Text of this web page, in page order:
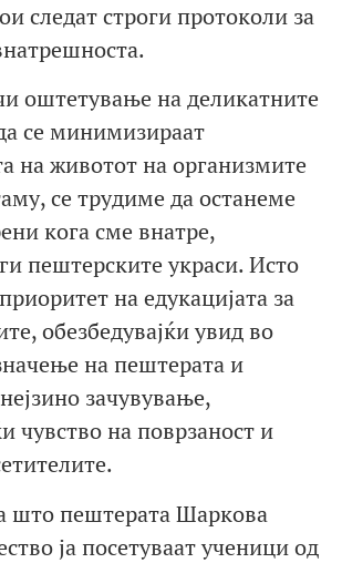
следат строги протоколи за
оштетување на деликатните
се минимизираат
на животот на организмите
се трудиме да останеме
кога сме внатре,
пештерските украси. Исто
на едукацијата за
обезбедувајќи увид во
на пештерата и
зачувување,
чувство на поврзаност и
што пештерата Шаркова
ја посетуваат ученици од